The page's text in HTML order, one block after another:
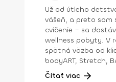
Už od útleho
vášeň, a preto som sa vždy riadila heslom: ŠPORT je
cvičenie – sa
wellness pobyty. V roku 2018 som získala ocenenie od portálu cvicte.sk Fitleader – skupinový tréner nováčik 2018. No oveľa väčším ocenením bola vždy pre mňa pozitívna
spätná väzba od klientov. • YOGA teacher RYT@200 • POWER YOGA inštruktor • Kondičný tréner 1. kv. stupňa • Certifikovaná
bodyART, Stretch, BAX –
skupina: ŠPORT je
Čítať viac